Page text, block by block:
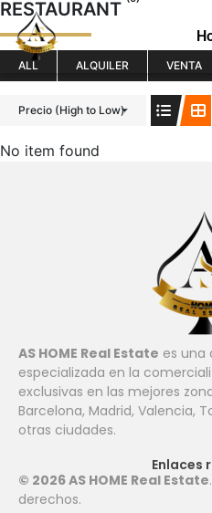
RESTAURANT
ALL ALQUILER VENTA
Precio (High to Low)
No item found
AS HOME Real Estate es una
especializada en la
exclusivas en las mejores
Barcelona, ​​Madrid, Valencia,
otras ciudades.
Enlaces
© 2026 AS HOME Real Estate
derechos.